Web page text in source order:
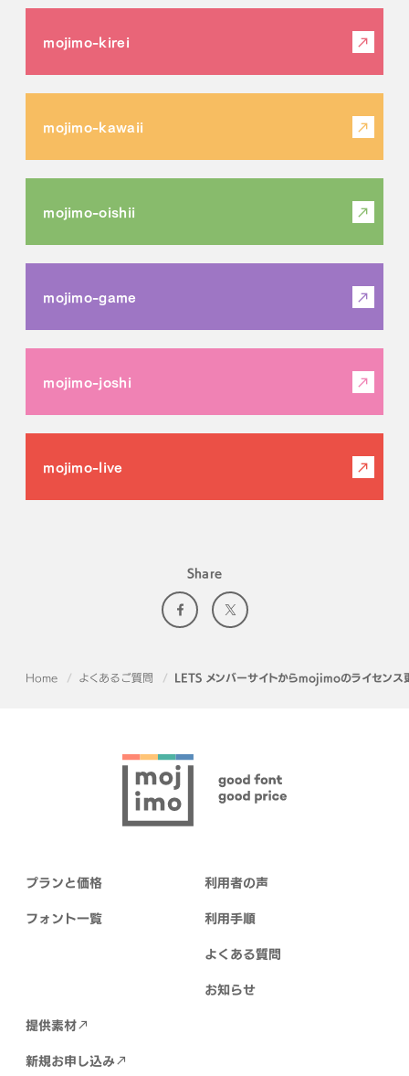
mojimo-kirei
mojimo-kawaii
mojimo-oishii
mojimo-game
mojimo-joshi
mojimo-live
Share
Home よくあるご質問 LETS メンバーサイトからmojimoのライセンス
プランと価格
フォント一覧
利用者の声
利用手順
よくある質問
お知らせ
提供素材
新規お申し込み